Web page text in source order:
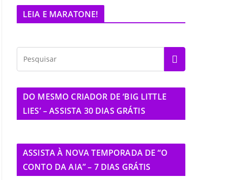
LEIA E MARATONE!
DO MESMO CRIADOR DE ‘BIG LITTLE
LIES’ – ASSISTA 30 DIAS GRÁTIS
ASSISTA À NOVA TEMPORADA DE “O
CONTO DA AIA” – 7 DIAS GRÁTIS